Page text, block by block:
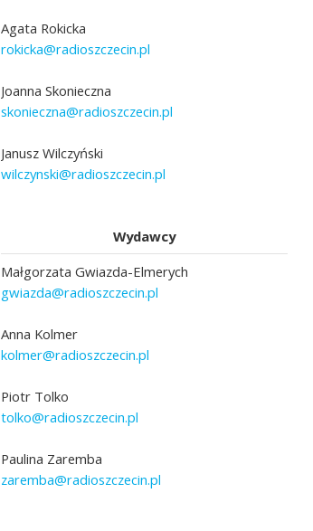
Agata Rokicka
rokicka@radioszczecin.pl
Joanna Skonieczna
skonieczna@radioszczecin.pl
Janusz Wilczyński
wilczynski@radioszczecin.pl
Wydawcy
Małgorzata Gwiazda-Elmerych
gwiazda@radioszczecin.pl
Anna Kolmer
kolmer@radioszczecin.pl
Piotr Tolko
tolko@radioszczecin.pl
Paulina Zaremba
zaremba@radioszczecin.pl